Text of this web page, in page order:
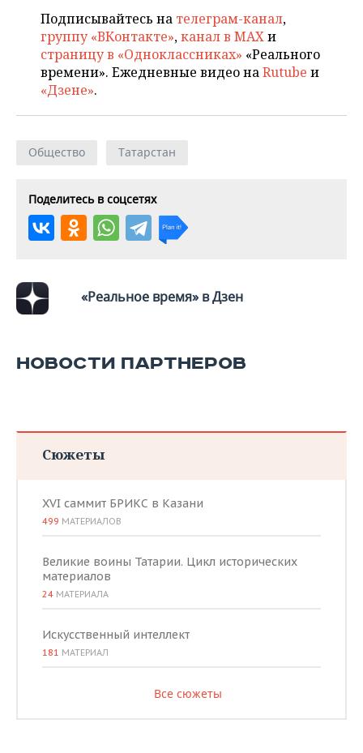
Подписывайтесь на телеграм-канал,
группу «ВКонтакте»,канал в MAXи
страницу в «Одноклассниках» «Реального
времени». Ежедневные видео наRutube и
«Дзене».
Общество Татарстан
Поделитесь в соцсетях
«Реальное время» в Дзен
НОВОСТИ ПАРТНЕРОВ
Сюжеты
XVI саммит БРИКС в Казани
499 МАТЕРИАЛОВ
Великие воины Татарии. Цикл исторических
материалов
24 МАТЕРИАЛА
Искусственный интеллект
181 МАТЕРИАЛ
Все сюжеты